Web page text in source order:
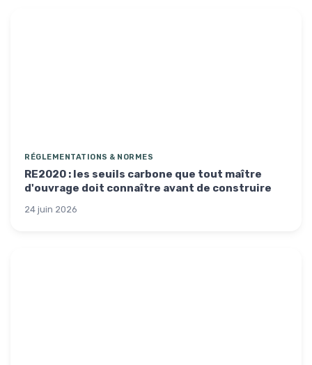
RÉGLEMENTATIONS & NORMES
RE2020 : les seuils carbone que tout maître
d'ouvrage doit connaître avant de construire
24 juin 2026